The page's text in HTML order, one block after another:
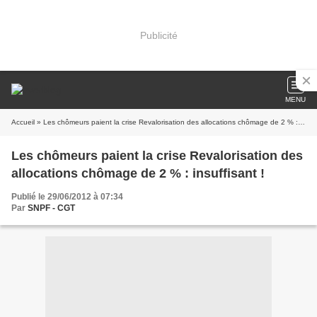
Publicité
MENU
Accueil » Les chômeurs paient la crise Revalorisation des allocations chômage de 2 % : insuffisant !
Les chômeurs paient la crise Revalorisation des
allocations chômage de 2 % : insuffisant !
Publié le 29/06/2012 à 07:34
Par SNPF - CGT